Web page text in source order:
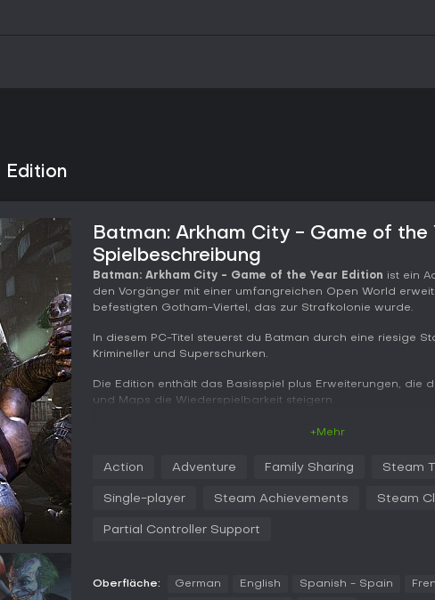
Edition
Batman: Arkham City - Game of the
Spielbeschreibung
Batman: Arkham City - Game of the Year Edition ist ein
den Vorgänger mit einer umfangreichen Open World
befestigten Gotham-Viertel, das zur Strafkolonie wurde.
In diesem PC-Titel steuerst du Batman durch eine riesige
Krimineller und Superschurken.
Die Edition enthält das Basisspiel plus Erweiterungen, die
und Maps die Wiederspielbarkeit steigern.
World, die fünfmal größer ist als inBatman: Arkham Asylum
Batman gleitet über die Dächer, um die Stadt zu
Feinden ein.
Takedowns und Rätsel mit der Rogues Gallery erleichtert -
+Mehr
Action Adventure Family Sharing Steam
Single-player Steam Achievements Steam
Partial Controller Support
Oberfläche: German English Spanish - Spain